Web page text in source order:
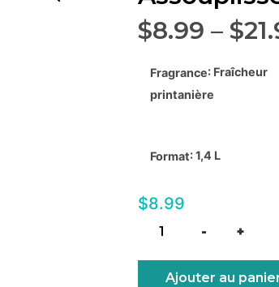
$8.99 – $
Fragrance: Fraîcheur
printanière
Format: 1,4 L
$8.99
- +
Ajouter au